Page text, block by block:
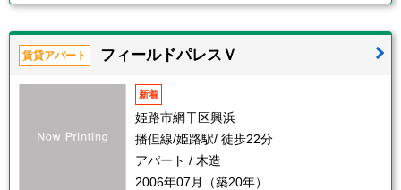
賃貸アパート フィールドパレスＶ
新着
姫路市網干区興浜
播但線/姫路駅/ 徒歩22分
アパート / 木造
2006年07月（築20年）